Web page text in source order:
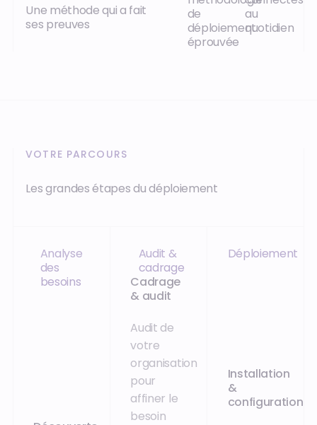
Une méthode qui a fait
ses preuves
de
déploiement
éprouvée
au
quotidien
VOTRE PARCOURS
Les grandes étapes du déploiement
Analyse
des
besoins
Audit &
cadrage
Cadrage
& audit
Audit de
votre
organisation
pour
affiner le
besoin
Déploiement
Installation
&
configuration